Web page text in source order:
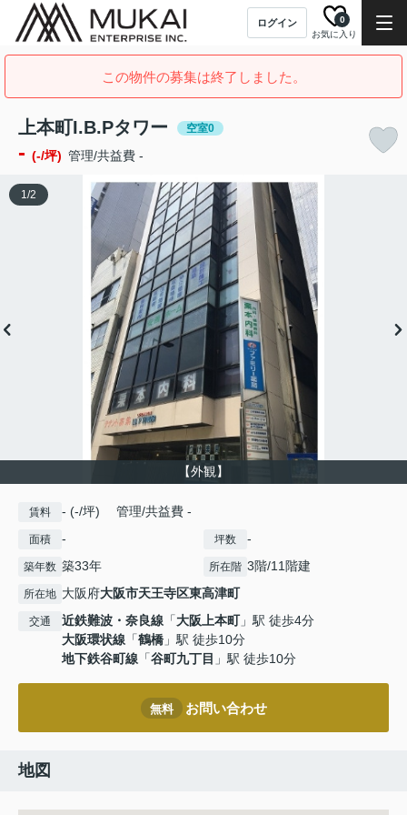
ログイン
お気に入り
0
この物件の募集は終了しました。
上本町I.B.Pタワー 空室0
- (-/坪) 管理/共益費 -
【外観】
1/2
賃料 - (-/坪) 管理/共益費 -
面積 - 坪数 -
築年数 築33年 所在階 3階/11階建
所在地 大阪府大阪市天王寺区東高津町
交通 近鉄難波・奈良線 「大阪上本町」駅 徒歩4分
大阪環状線 「鶴橋 」駅 徒歩10分
地下鉄谷町線 「谷町九丁目 」駅 徒歩10分
無料 お問い合わせ
地図